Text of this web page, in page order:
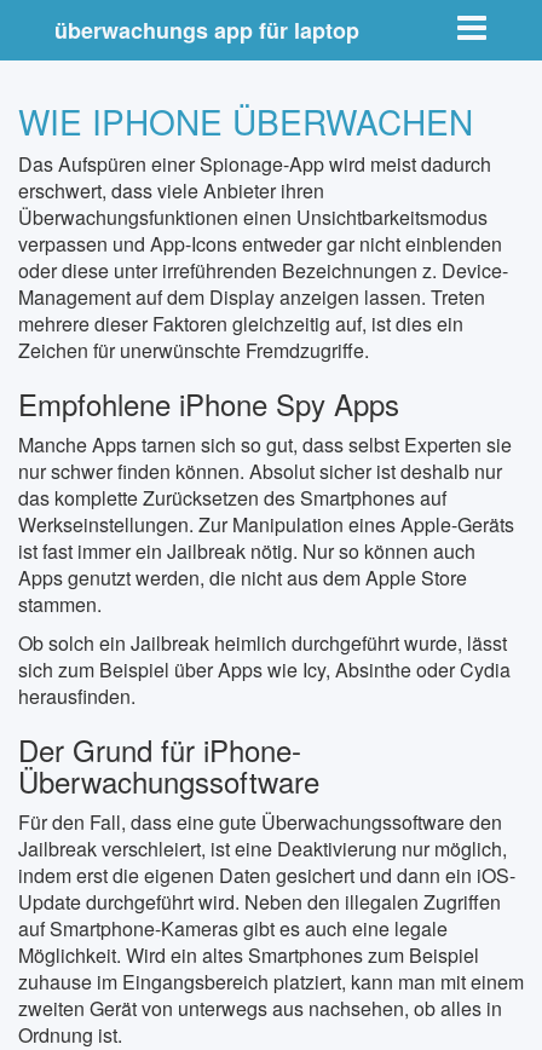
Toggle
überwachungs app für laptop
WIE IPHONE ÜBERWACHEN
Das Aufspüren einer Spionage-App wird meist dadurch
erschwert, dass viele Anbieter ihren
Überwachungsfunktionen einen Unsichtbarkeitsmodus
verpassen und App-Icons entweder gar nicht einblenden
oder diese unter irreführenden Bezeichnungen z. Device-
Management auf dem Display anzeigen lassen. Treten
mehrere dieser Faktoren gleichzeitig auf, ist dies ein
Zeichen für unerwünschte Fremdzugriffe.
Empfohlene iPhone Spy Apps
Manche Apps tarnen sich so gut, dass selbst Experten sie
nur schwer finden können. Absolut sicher ist deshalb nur
das komplette Zurücksetzen des Smartphones auf
Werkseinstellungen. Zur Manipulation eines Apple-Geräts
ist fast immer ein Jailbreak nötig. Nur so können auch
Apps genutzt werden, die nicht aus dem Apple Store
stammen.
Ob solch ein Jailbreak heimlich durchgeführt wurde, lässt
sich zum Beispiel über Apps wie Icy, Absinthe oder Cydia
herausfinden.
Der Grund für iPhone-
Überwachungssoftware
Für den Fall, dass eine gute Überwachungssoftware den
Jailbreak verschleiert, ist eine Deaktivierung nur möglich,
indem erst die eigenen Daten gesichert und dann ein iOS-
Update durchgeführt wird. Neben den illegalen Zugriffen
auf Smartphone-Kameras gibt es auch eine legale
Möglichkeit. Wird ein altes Smartphones zum Beispiel
zuhause im Eingangsbereich platziert, kann man mit einem
zweiten Gerät von unterwegs aus nachsehen, ob alles in
Ordnung ist.